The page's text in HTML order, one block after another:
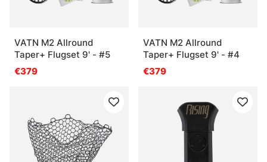
VATN M2 Allround
Taper+ Flugset 9' - #5
€379
VATN M2 Allround
Taper+ Flugset 9' - #4
€379